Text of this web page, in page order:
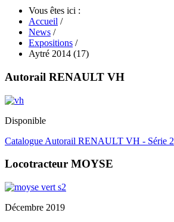
Vous êtes ici :
Accueil /
News /
Expositions /
Aytré 2014 (17)
Autorail RENAULT VH
Disponible
Catalogue Autorail RENAULT VH - Série 2
Locotracteur MOYSE
Décembre 2019